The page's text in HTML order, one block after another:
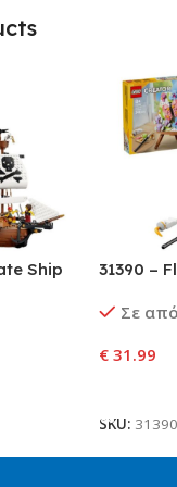
Ship
31390 –
Σε
€ 31.99
SKU: 31390